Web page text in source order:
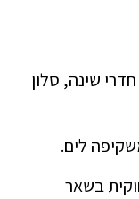
הוילה פרושה על 2 מפלסים וכוללת 5 חדרי שינה, סלון
לים.
בנייה חוקית בשאר